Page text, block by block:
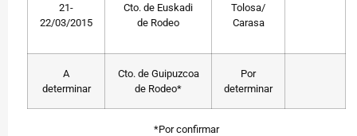
21-
22/03/2015
Cto. de Euskadi
de Rodeo
Tolosa/
Carasa
A
determinar
Cto. de Guipuzcoa
de Rodeo*
Por
determinar
*Por confirmar